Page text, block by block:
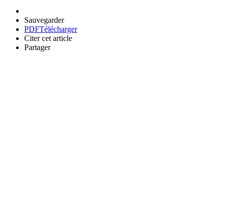
Sauvegarder
PDFTélécharger
Citer cet article
Partager